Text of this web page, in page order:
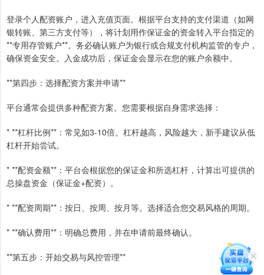
登录个人配资账户，进入充值页面。根据平台支持的支付渠道（如网
银转账、第三方支付等），将计划用作保证金的资金转入平台指定的
**专用存管账户**。务必确认账户为银行或合规支付机构监管的专户，
确保资金安全。入金成功后，保证金会显示在您的账户余额中。
**第四步：选择配资方案并申请**
平台通常会提供多种配资方案。您需要根据自身需求选择：
* **杠杆比例**：常见如3-10倍。杠杆越高，风险越大，新手建议从低
杠杆开始尝试。
* **配资金额**：平台会根据您的保证金和所选杠杆，计算出可提供的
总操盘资金（保证金+配资）。
* **配资周期**：按日、按周、按月等。选择适合您交易风格的周期。
* **确认费用**：明确总费用，并在申请前最终确认。
**第五步：开始交易与风控管理**